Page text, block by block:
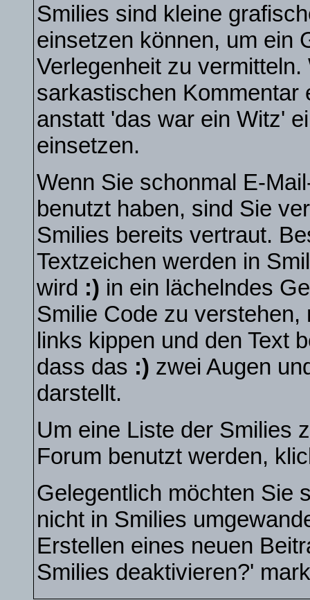
Smilies sind kleine
einsetzen können, um ein
Verlegenheit zu
sarkastischen Kommentar
anstatt 'das war ein Witz'
einsetzen.
Wenn Sie schonmal E-
benutzt haben, sind Sie
Smilies bereits vertraut.
Textzeichen werden in
wird :) in ein lächelndes
Smilie Code zu
links kippen und den Text
dass das :) zwei Augen
darstellt.
Um eine Liste der Smilies
Forum benutzt werden,
Gelegentlich möchten Sie
nicht in Smilies
Erstellen eines neuen
Smilies deaktivieren?'